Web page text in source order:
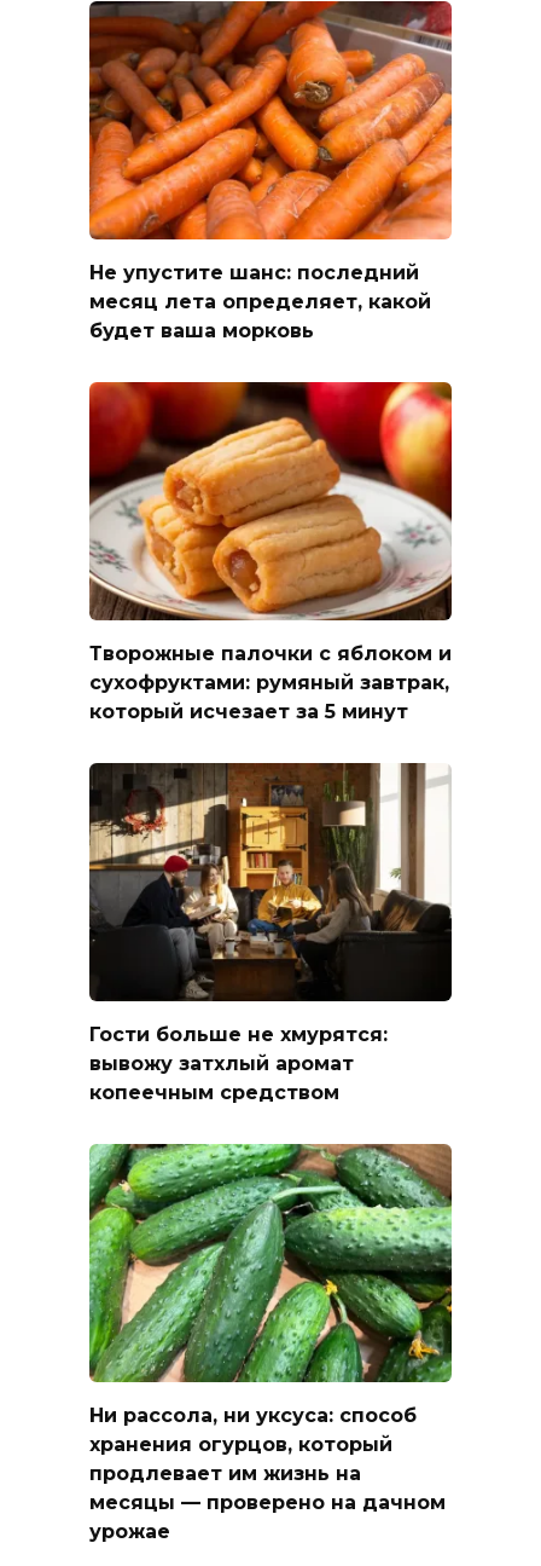
Не упустите шанс: последний
месяц лета определяет, какой
будет ваша морковь
Творожные палочки с яблоком и
сухофруктами: румяный завтрак,
который исчезает за 5 минут
Гости больше не хмурятся:
вывожу затхлый аромат
копеечным средством
Ни рассола, ни уксуса: способ
хранения огурцов, который
продлевает им жизнь на
месяцы — проверено на дачном
урожае